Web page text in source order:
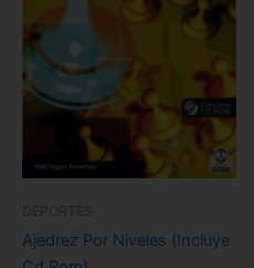
DEPORTES
Ajedrez Por Niveles (Incluye